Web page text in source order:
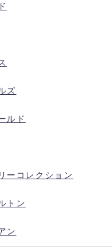
ズ
ルド
ーコレクション
トン
ン